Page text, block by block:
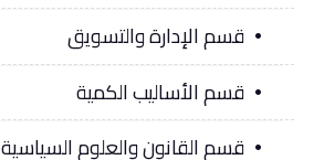
قسم الإدارة والتسويق
قسم الأساليب الكمية
قسم القانون والعلوم السياسية